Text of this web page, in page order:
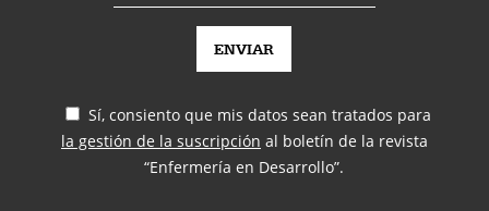
Sí, consiento que mis datos sean tratados para
la gestión de la suscripción al boletín de la revista
“Enfermería en Desarrollo”.